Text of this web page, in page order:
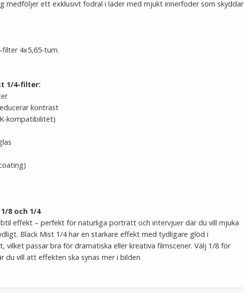
medföljer ett exklusivt fodral i läder med mjukt innerfoder som skyddar
4x5,65-tum.
1/4-filter:
kontrast
kompatibilitet)
8 och 1/4
effekt – perfekt för naturliga porträtt och intervjuer där du vill mjuka
Black Mist 1/4 har en starkare effekt med tydligare glöd i
vilket passar bra för dramatiska eller kreativa filmscener. Välj 1/8 för
du vill att effekten ska synas mer i bilden.